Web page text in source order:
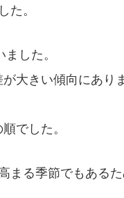
た。
した。
大きい傾向にあり
でした。
まる季節でもある